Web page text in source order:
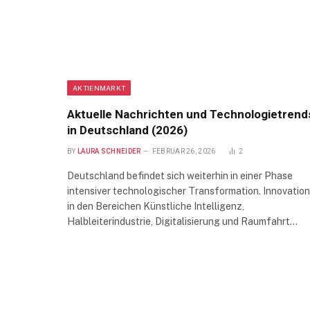
AKTIENMARKT
Aktuelle Nachrichten und
in Deutschland (2026)
BY LAURA SCHNEIDER FEBRUAR 26, 2026 2
Deutschland befindet sich weiterhin in einer Phase
intensiver technologischer Transformation.
in den Bereichen Künstliche Intelligenz,
Halbleiterindustrie, Digitalisierung und Raumfahrt…